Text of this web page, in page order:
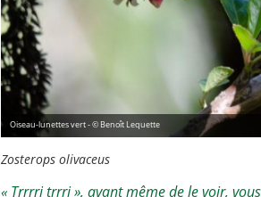
Oiseau-lunettes vert - © Benoît Lequette
Zosterops olivaceus
« Trrrri trrri », avant même de le voir,